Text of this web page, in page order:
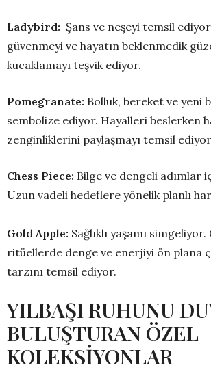
Ladybird: Şans ve neşeyi temsil ediyor
güvenmeyi ve hayatın beklenmedik
kucaklamayı teşvik ediyor.
Pomegranate: Bolluk, bereket ve yeni
sembolize ediyor. Hayalleri beslerken
zenginliklerini paylaşmayı temsil
Chess Piece: Bilge ve dengeli adımlar
Uzun vadeli hedeflere yönelik planlı
Gold Apple: Sağlıklı yaşamı simgeliyor.
ritüellerde denge ve enerjiyi ön plana
tarzını temsil ediyor.
YILBAŞI RUHUNU
BULUŞTURAN ÖZEL
KOLEKSİYONLAR